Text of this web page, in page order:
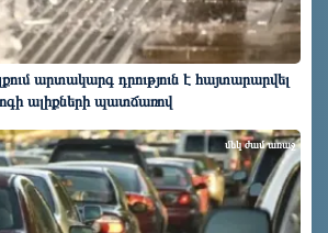
արտակարգ դրություն է հայտարարվել
ալիքների պատճառով
մեկ ժամ առաջ